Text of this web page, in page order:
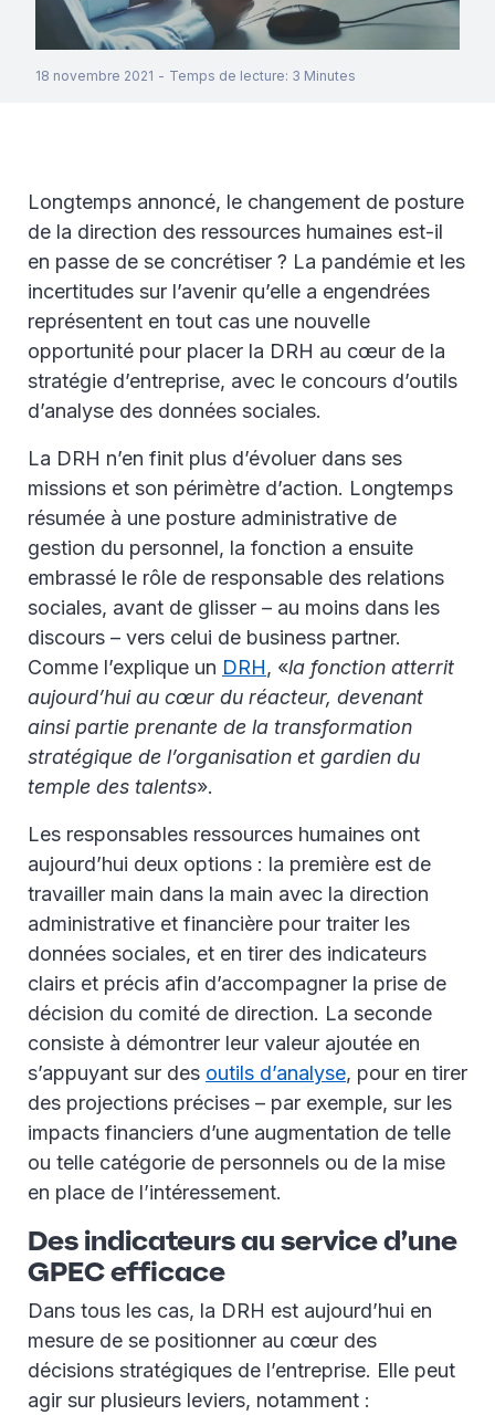
18 novembre 2021 - Temps de lecture: 3 Minutes
Longtemps annoncé, le changement de posture
de la direction des ressources humaines est-il
en passe de se concrétiser ? La pandémie et les
incertitudes sur l’avenir qu’elle a engendrées
représentent en tout cas une nouvelle
opportunité pour placer la DRH au cœur de la
stratégie d’entreprise, avec le concours d’outils
d’analyse des données sociales.
La DRH n’en finit plus d’évoluer dans ses
missions et son périmètre d’action. Longtemps
résumée à une posture administrative de
gestion du personnel, la fonction a ensuite
embrassé le rôle de responsable des relations
sociales, avant de glisser – au moins dans les
discours – vers celui de business partner.
Comme l’explique un DRH, «la fonction atterrit
aujourd’hui au cœur du réacteur, devenant
ainsi partie prenante de la transformation
stratégique de l’organisation et gardien du
temple des talents».
Les responsables ressources humaines ont
aujourd’hui deux options : la première est de
travailler main dans la main avec la direction
administrative et financière pour traiter les
données sociales, et en tirer des indicateurs
clairs et précis afin d’accompagner la prise de
décision du comité de direction. La seconde
consiste à démontrer leur valeur ajoutée en
s’appuyant sur des outils d’analyse, pour en tirer
des projections précises – par exemple, sur les
impacts financiers d’une augmentation de telle
ou telle catégorie de personnels ou de la mise
en place de l’intéressement.
Des indicateurs au service d’une
GPEC efficace
Dans tous les cas, la DRH est aujourd’hui en
mesure de se positionner au cœur des
décisions stratégiques de l’entreprise. Elle peut
agir sur plusieurs leviers, notamment :